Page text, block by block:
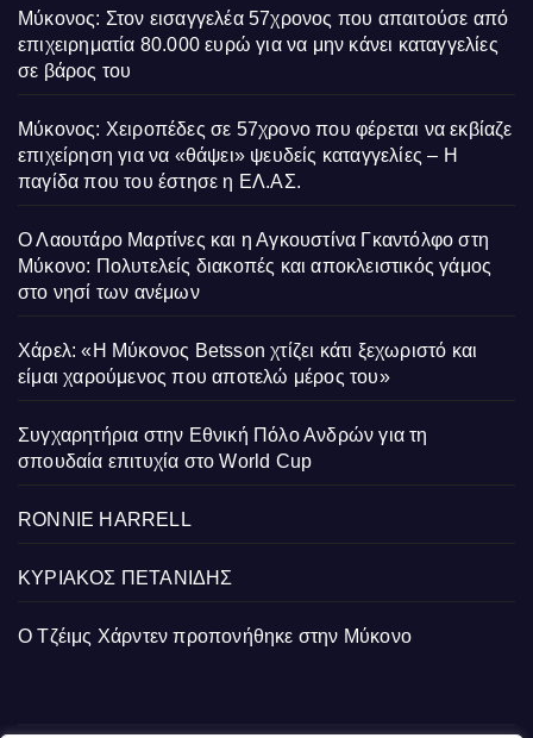
Μύκονος: Στον εισαγγελέα 57χρονος που απαιτούσε από
επιχειρηματία 80.000 ευρώ για να μην κάνει καταγγελίες
σε βάρος του
Μύκονος: Χειροπέδες σε 57χρονο που φέρεται να εκβίαζε
επιχείρηση για να «θάψει» ψευδείς καταγγελίες – Η
παγίδα που του έστησε η ΕΛ.ΑΣ.
Ο Λαουτάρο Μαρτίνες και η Αγκουστίνα Γκαντόλφο στη
Μύκονο: Πολυτελείς διακοπές και αποκλειστικός γάμος
στο νησί των ανέμων
Χάρελ: «Η Μύκονος Betsson χτίζει κάτι ξεχωριστό και
είμαι χαρούμενος που αποτελώ μέρος του»
Συγχαρητήρια στην Εθνική Πόλο Ανδρών για τη
σπουδαία επιτυχία στο World Cup
RONNIE HARRELL
ΚΥΡΙΑΚΟΣ ΠΕΤΑΝΙΔΗΣ
Ο Τζέιμς Χάρντεν προπονήθηκε στην Μύκονο